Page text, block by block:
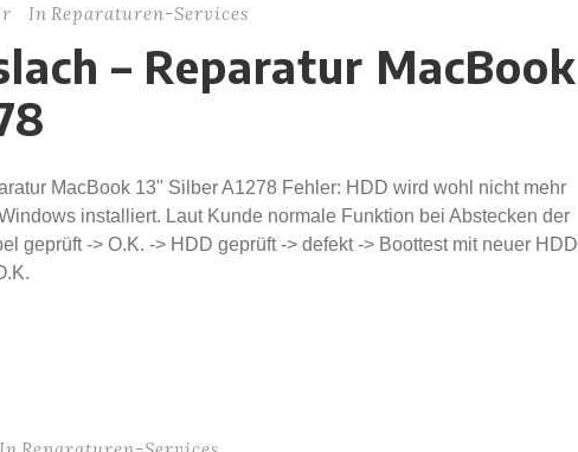
In Reparaturen-Services
– Reparatur MacBook
MacBook 13" Silber A1278 Fehler: HDD wird wohl nicht mehr
installiert. Laut Kunde normale Funktion bei Abstecken der
geprüft -> O.K. -> HDD geprüft -> defekt -> Boottest mit neuer HDD